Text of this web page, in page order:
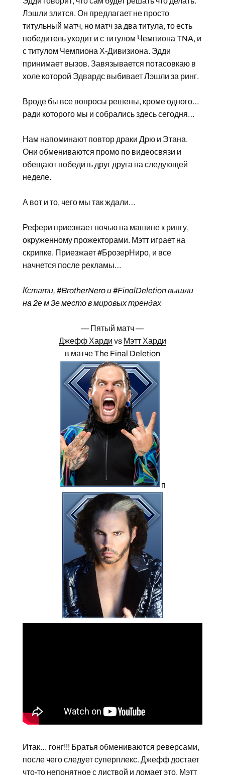
Лэшли злится. Он предлагает не просто
титульный матч, но матч за два титула, то есть
победитель уходит и с титулом Чемпиона TNA, и
с титулом Чемпиона Х-Дивизиона. Эдди
принимает вызов. Завязывается потасовкаю в
холе которой Эдвардс выбивает Лэшли за ринг.
Вроде бы все вопросы решены, кроме одного…
ради которого мы и собрались здесь сегодня…
Нам напоминают повтор драки Дрю и Этана.
Они обмениваются промо по видеосвязи и
обещают победить друг друга на следующей
неделе.
А вот и то, чего мы так ждали…
Рефери приезжает ночью на машине к рингу,
окруженному прожекторами. Мэтт играет на
скрипке. Приезжает #БрозерНиро, и все
начнется после рекламы…
Кстати, #BrotherNero и #FinalDeletion вышли
на 2е м 3е место в мировых трендах
— Пятый матч —
Джефф Харди vs Мэтт Харди
в матче The Final Deletion
п
Итак… гонг!!! Братья обмениваются реверсами,
после чего следует суперплекс. Джефф достает
что-то непонятное с листвой и ломает это. Мэтт